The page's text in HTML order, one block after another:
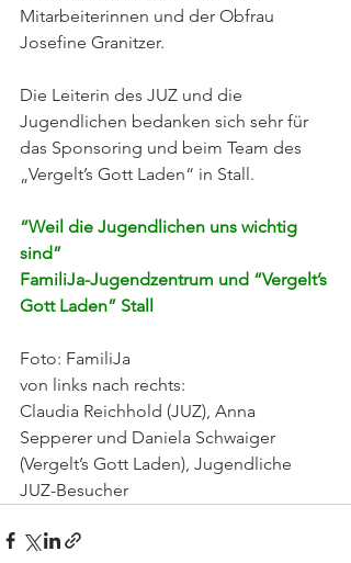
Mitarbeiterinnen und der Obfrau
Josefine Granitzer.
Die Leiterin des JUZ und die
Jugendlichen bedanken sich sehr für
das Sponsoring und beim Team des
„Vergelt’s Gott Laden“ in Stall.
“Weil die Jugendlichen uns wichtig
sind”
FamiliJa-Jugendzentrum und “Vergelt’s
Gott Laden” Stall
Foto: FamiliJa
von links nach rechts:
Claudia Reichhold (JUZ), Anna
Sepperer und Daniela Schwaiger
(Vergelt’s Gott Laden), Jugendliche
JUZ-Besucher